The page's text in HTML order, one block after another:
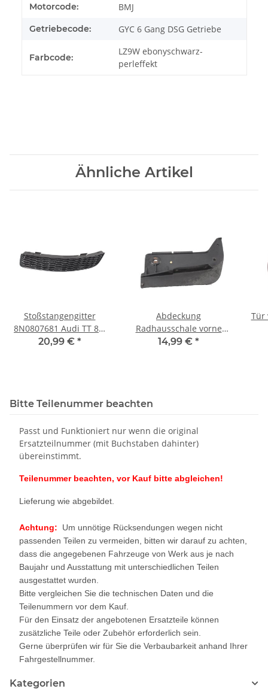
Motorcode: BMJ
Getriebecode: GYC 6 Gang DSG Getriebe
Farbcode:
LZ9W ebonyschwarz-
perleffekt
Ähnliche Artikel
Stoßstangengitter
8N0807681 Audi TT 8N
Gitter links Fahrerseite
20,99 € *
Abdeckung
Radhausschale vorne
links unten 8N0807547B
14,99 € *
Tür
Bitte Teilenummer beachten
Passt und Funktioniert nur wenn die original
Ersatzteilnummer (mit Buchstaben dahinter)
übereinstimmt.
Teilenummer beachten, vor Kauf bitte abgleichen!
Lieferung wie abgebildet.
Achtung: Um unnötige Rücksendungen wegen nicht
passenden Teilen zu vermeiden, bitten wir darauf zu achten,
dass die angegebenen Fahrzeuge von Werk aus je nach
Baujahr und Ausstattung mit unterschiedlichen Teilen
ausgestattet wurden.
Bitte vergleichen Sie die technischen Daten und die
Teilenummern vor dem Kauf.
Für den Einsatz der angebotenen Ersatzteile können
zusätzliche Teile oder Zubehör erforderlich sein.
Gerne überprüfen wir für Sie die Verbaubarkeit anhand Ihrer
Fahrgestellnummer.
Kategorien